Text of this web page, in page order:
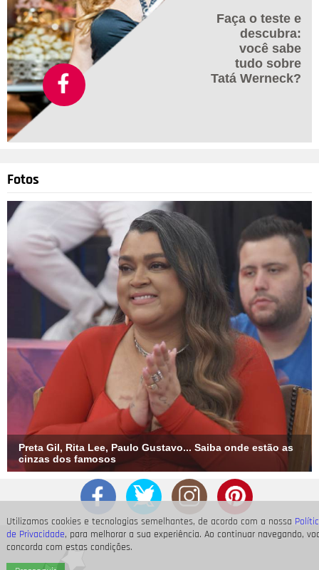
Utilizamos cookies e tecnologias semelhantes, de acordo com a nossa
de Privacidade, para melhorar a sua experiência. Ao continuar navegando,
concorda com estas condições.
Faça o teste e
descubra:
você sabe
tudo sobre
Tatá Werneck?
Fotos
Preta Gil, Rita Lee, Paulo Gustavo... Saiba onde estão as
cinzas dos famosos